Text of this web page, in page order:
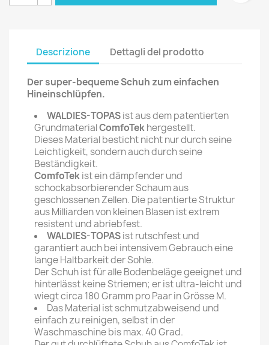
Descrizione Dettagli del prodotto
Der super-bequeme Schuh zum einfachen
Hineinschlüpfen.
WALDIES-TOPASist aus dem patentierten
GrundmaterialComfoTekhergestellt.
Dieses Material besticht nicht nur durch seine
Leichtigkeit, sondern auch durch seine
Beständigkeit.
ComfoTekist ein dämpfender und
schockabsorbierender Schaum aus
geschlossenen Zellen. Die patentierte Struktur
aus Milliarden von kleinen Blasen ist extrem
resistent und abriebfest.
WALDIES-TOPASist rutschfest und
garantiert auch bei intensivem Gebrauch eine
lange Haltbarkeit der Sohle.
Der Schuh ist für alle Bodenbeläge geeignet und
hinterlässt keine Striemen; er ist ultra-leicht und
wiegt circa 180 Gramm pro Paar in Grösse M.
Das Material ist schmutzabweisend und
einfach zu reinigen, selbst in der
Waschmaschine bis max. 40 Grad.